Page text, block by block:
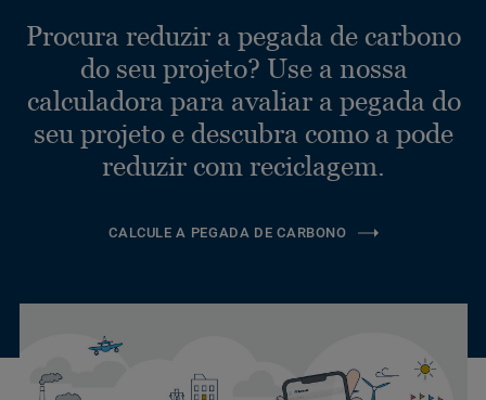
Procura reduzir a pegada de carbono
do seu projeto? Use a nossa
calculadora para avaliar a pegada do
seu projeto e descubra como a pode
reduzir com reciclagem.
CALCULE A PEGADA DE CARBONO